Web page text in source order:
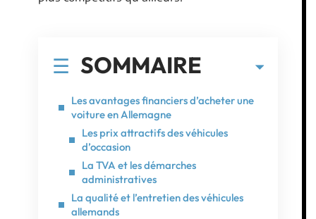
SOMMAIRE
Les avantages financiers d’acheter une
voiture en Allemagne
Les prix attractifs des véhicules
d’occasion
La TVA et les démarches
administratives
La qualité et l’entretien des véhicules
allemands